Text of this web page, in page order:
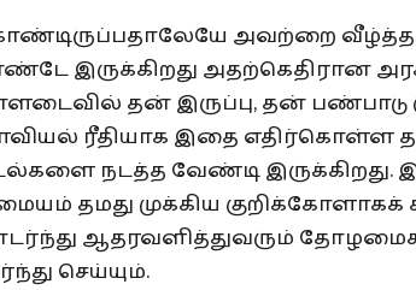
அவற்றை வீழ்த்த
இருக்கிறது அதற்கெதிரான
தன் இருப்பு, தன் பண்பாடு
ரீதியாக இதை எதிர்கொள்ள
நடத்த வேண்டி இருக்கிறது.
தமது முக்கிய குறிக்கோளாகக்
ஆதரவளித்துவரும்
செய்யும்.